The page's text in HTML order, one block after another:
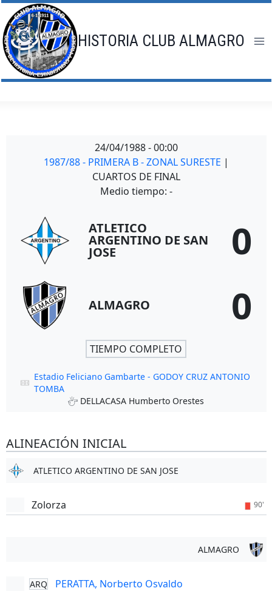
Saltar
al
contenido
HISTORIA CLUB ALMAGRO
24/04/1988 - 00:00
1987/88 - PRIMERA B - ZONAL SURESTE |
CUARTOS DE FINAL
Medio tiempo: -
ATLETICO
ARGENTINO DE SAN
JOSE 0
ALMAGRO 0
TIEMPO COMPLETO
Estadio Feliciano Gambarte - GODOY CRUZ ANTONIO
TOMBA
DELLACASA Humberto Orestes
ALINEACIÓN INICIAL
ATLETICO ARGENTINO DE SAN JOSE
Zolorza 90'
ALMAGRO
ARQ PERATTA, Norberto Osvaldo